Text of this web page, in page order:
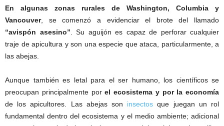
En algunas zonas rurales de Washington, Columbia y
Vancouver, se comenzó a evidenciar el brote del llamado
“avispón asesino” . Su aguijón es capaz de perforar cualquier
traje de apicultura y son una especie que ataca, particularmente, a
las abejas.
Aunque también es letal para el ser humano, los científicos se
preocupan principalmente porel ecosistema y por la economía
de los apicultores. Las abejas son insectos que juegan un rol
fundamental dentro del ecosistema y el medio ambiente; adicional